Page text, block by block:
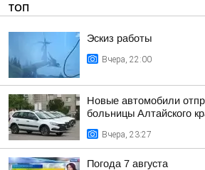
ТОП
Эскиз работы
Вчера, 22:00
Новые автомобили
больницы Алтайского
Вчера, 23:27
Погода 7 августа